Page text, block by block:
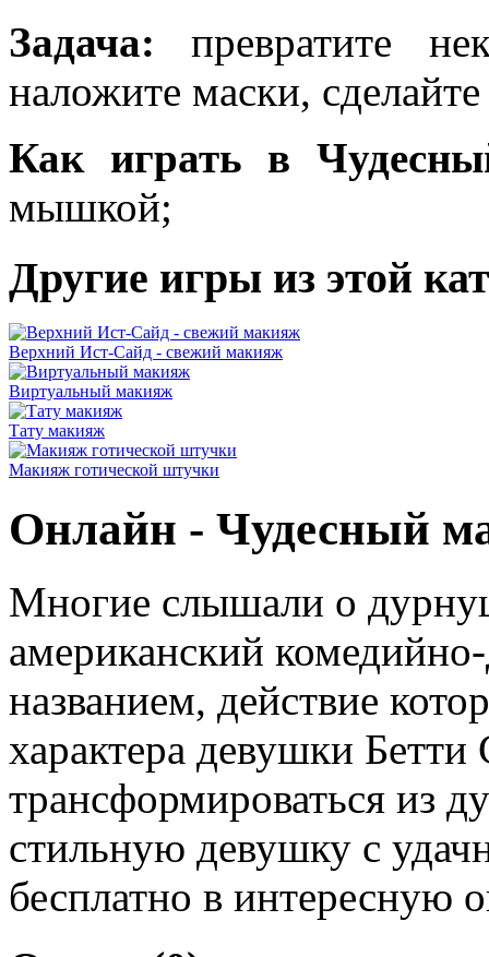
Задача: превратите
наложите маски,
Как играть в
мышкой;
Другие игры из этой
Верхний Ист-Сайд - свежий макияж
Виртуальный макияж
Тату макияж
Макияж готической штучки
Онлайн - Чудесный
Многие слышали о
американский
названием, действие
характера девушки Бетти
трансформироваться из
стильную девушку с
бесплатно в интересную